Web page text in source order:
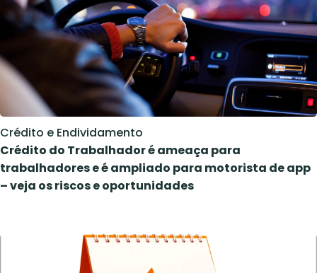
Crédito e Endividamento
Crédito do Trabalhador é ameaça para
trabalhadores e é ampliado para motorista de app
– veja os riscos e oportunidades